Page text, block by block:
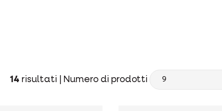
14 risultati | Numero di prodotti